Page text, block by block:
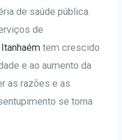
de saúde pública.
de
tem crescido
e ao aumento da
as razões e as
se torna